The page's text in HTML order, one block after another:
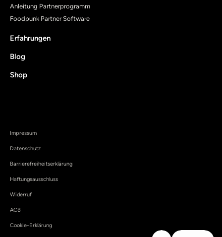
Anleitung Partnerprogramm
Foodpunk Partner Software
Erfahrungen
Blog
Shop
Impressum
Datenschutz
Barrierefreiheitserklärung
Haftungsausschluss
Widerruf
AGB
Cookie-Erklärung